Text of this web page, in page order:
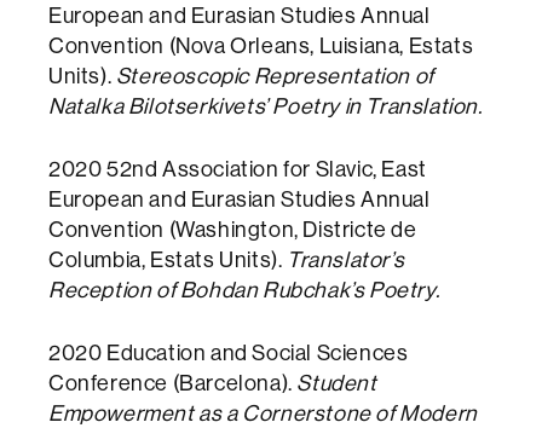
European and Eurasian Studies Annual
Convention (Nova Orleans, Luisiana, Estats
Units). Stereoscopic Representation of
Natalka Bilotserkivets’ Poetry in Translation.
2020 52nd Association for Slavic, East
European and Eurasian Studies Annual
Convention (Washington, Districte de
Columbia, Estats Units). Translator’s
Reception of Bohdan Rubchak’s Poetry.
2020 Education and Social Sciences
Conference (Barcelona). Student
Empowerment as a Cornerstone of Modern